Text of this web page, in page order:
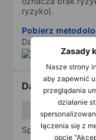
Zasady
Nasze strony
aby zapewnić
przeglądania
działanie
łączenia się z
opcję
ryzyko).
Pobierz
Dane dostarczone
Dane finansowe
Sprawozdanie z